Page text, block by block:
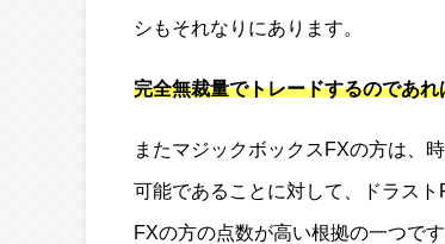
シもそれなりにあります。
完全無裁量でトレードするのであ
またマジックボックスFXの方は、
可能であることに対して、ドラス
FXの方の点数が高い根拠の一つです